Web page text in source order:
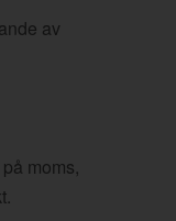
av
moms,